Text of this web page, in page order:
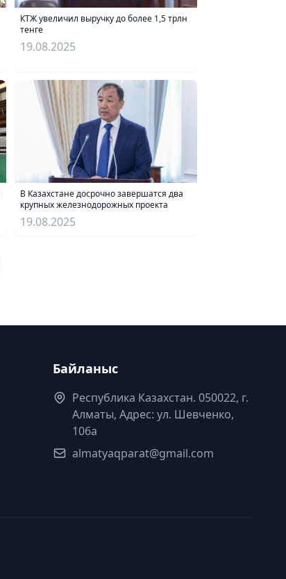
КТЖ увеличил выручку до более 1,5 трлн
тенге
19.08.2025
В Казахстане досрочно завершатся два
крупных железнодорожных проекта
19.08.2025
Байланыс
Республика Казахстан. 050022, г.
Алматы, Адрес: ул. Шевченко,
106а
almatyaqparat@gmail.com